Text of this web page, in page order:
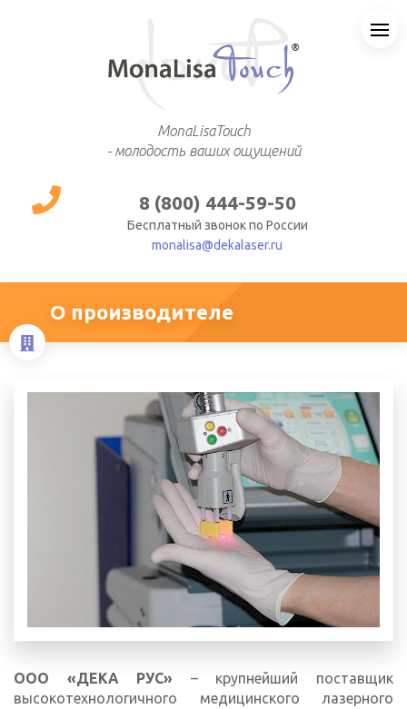
MonaLisaTouch
- молодость ваших ощущений
8 (800) 444-59-50
Бесплатный звонок по России
monalisa@dekalaser.ru
О производителе
ООО «ДЕКА РУС» – крупнейший поставщик
высокотехнологичного медицинского лазерного